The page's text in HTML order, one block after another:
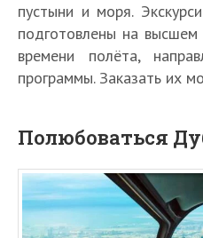
пустыни и моря.
подготовлены на
времени полёта,
программы. Заказать их
Полюбоваться